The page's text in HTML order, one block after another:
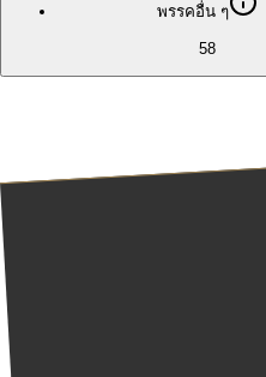
พรรคอื่น ๆ
58